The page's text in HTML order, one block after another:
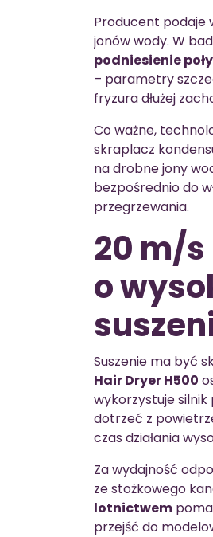
Producent podaje
jonów wody. W
podniesienie
– parametry
fryzura dłużej
Co ważne,
skraplacz
na drobne jony
bezpośrednio do
przegrzewania.
20 m/
o
Suszenie ma być
Hair Dryer H500
wykorzystuje
dotrzeć z
czas działania
Za wydajność
ze stożkowego
lotnictwem
przejść do